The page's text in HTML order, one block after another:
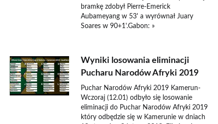
bramkę zdobył Pierre-Emerick
Aubameyang w 53' a wyrównał Juary
Soares w 90+1'.Gabon: »
Wyniki losowania eliminacji
Pucharu Narodów Afryki 2019
Puchar Narodów Afryki 2019 Kamerun-
Wczoraj (12.01) odbyło się losowanie
eliminacji do Puchar Narodów Afryki 2019
który odbędzie się w Kamerunie w dniach